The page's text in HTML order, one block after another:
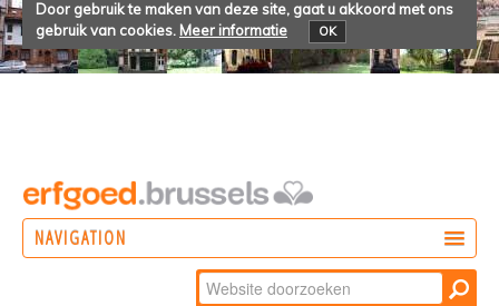
Door gebruik te maken van deze site, gaat u akkoord met ons
gebruik van cookies. Meer informatie OK
NAVIGATION
Zoek